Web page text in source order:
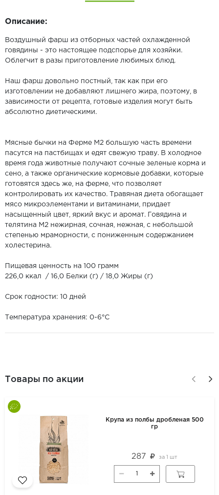
Описание:
Воздушный фарш из отборных частей охлажденной
говядины - это настоящее подспорье для хозяйки.
Облегчит в разы приготовление любимых блюд.
Наш фарш довольно постный, так как при его
изготовлении не добавляют лишнего жира, поэтому, в
зависимости от рецепта, готовые изделия могут быть
абсолютно диетическими.
Мясные бычки на Ферме М2 большую часть времени
пасутся на пастбищах и едят свежую траву. В холодное
время года животные получают сочные зеленые корма и
сено, а также органические кормовые добавки, которые
готовятся здесь же, на ферме, что позволяет
контролировать их качество. Травяная диета обогащает
мясо микроэлементами и витаминами, придает
насыщенный цвет, яркий вкус и аромат. Говядина и
телятина М2 нежирная, сочная, нежная, с небольшой
степенью мраморности, с пониженным содержанием
холестерина.
Пищевая ценность на 100 грамм
226,0 ккал / 16,0 Белки (г) / 18,0 Жиры (г)
Срок годности: 10 дней
Температура хранения: 0-6°С
Товары по акции
Крупа из полбы дробленая 500
гр
287 за 1 шт